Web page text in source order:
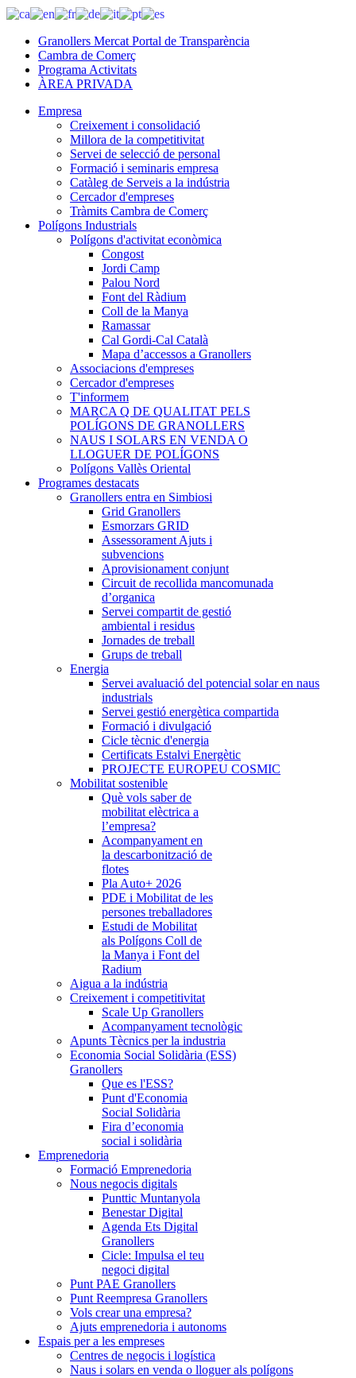
Granollers Mercat Portal de Transparència
Cambra de Comerç
Programa Activitats
ÀREA PRIVADA
Empresa
Creixement i consolidació
Millora de la competitivitat
Servei de selecció de personal
Formació i seminaris empresa
Catàleg de Serveis a la indústria
Cercador d'empreses
Tràmits Cambra de Comerç
Polígons Industrials
Polígons d'activitat econòmica
Congost
Jordi Camp
Palou Nord
Font del Ràdium
Coll de la Manya
Ramassar
Cal Gordi-Cal Català
Mapa d’accessos a Granollers
Associacions d'empreses
Cercador d'empreses
T'informem
MARCA Q DE QUALITAT PELS
POLÍGONS DE GRANOLLERS
NAUS I SOLARS EN VENDA O
LLOGUER DE POLÍGONS
Polígons Vallès Oriental
Programes destacats
Granollers entra en Simbiosi
Grid Granollers
Esmorzars GRID
Assessorament Ajuts i
subvencions
Aprovisionament conjunt
Circuit de recollida mancomunada
d’organica
Servei compartit de gestió
ambiental i residus
Jornades de treball
Grups de treball
Energia
Servei avaluació del potencial solar en naus
industrials
Servei gestió energètica compartida
Formació i divulgació
Cicle tècnic d'energia
Certificats Estalvi Energètic
PROJECTE EUROPEU COSMIC
Mobilitat sostenible
Què vols saber de
mobilitat elèctrica a
l’empresa?
Acompanyament en
la descarbonització de
flotes
Pla Auto+ 2026
PDE i Mobilitat de les
persones treballadores
Estudi de Mobilitat
als Polígons Coll de
la Manya i Font del
Radium
Aigua a la indústria
Creixement i competitivitat
Scale Up Granollers
Acompanyament tecnològic
Apunts Tècnics per la industria
Economia Social Solidària (ESS)
Granollers
Que es l'ESS?
Punt d'Economia
Social Solidària
Fira d’economia
social i solidària
Emprenedoria
Formació Emprenedoria
Nous negocis digitals
Punttic Muntanyola
Benestar Digital
Agenda Ets Digital
Granollers
Cicle: Impulsa el teu
negoci digital
Punt PAE Granollers
Punt Reempresa Granollers
Vols crear una empresa?
Ajuts emprenedoria i autonoms
Espais per a les empreses
Centres de negocis i logística
Naus i solars en venda o lloguer als polígons